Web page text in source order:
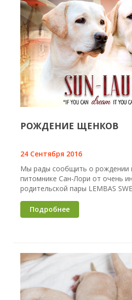
РОЖДЕНИЕ ЩЕНКОВ
24 Сентября 2016
Мы рады сообщить о рождении
питомнике Сан-Лори от очень
родительской пары LEMBAS
Подробнее